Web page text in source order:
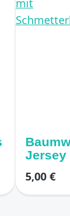
Jersey
5,00 €